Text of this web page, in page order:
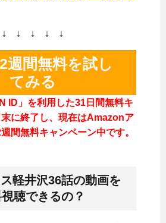
↓ ↓ ↓ ↓ ↓
週間無料を試し
てみる
ID」を利用した31日間無料キ
に終了し、現在はAmazonア
間無料キャンペーン中です。
軽井沢36話の動画を
聴できるの？